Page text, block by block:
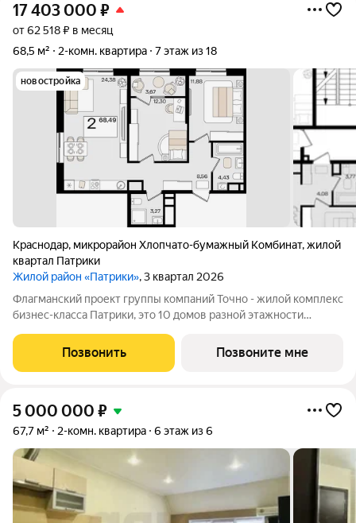
17 403 000 ₽
от 62 518 ₽ в месяц
68,5 м²
2-комн. квартира 7 этаж из 18
новостройка
Краснодар, микрорайон Хлопчато-бумажный Комбинат,жилой
квартал Патрики
Жилой район «Патрики», 3 квартал 2026
Флагманский проект группы компаний Точно - жилой комплекс
бизнес-класса Патрики, это 10 домов разной этажности
концепцией город в город - прогулочные аллеи, парковая
территория, 3 детских сада, 2
Позвонить Позвоните мне
5 000 000 ₽
67,7 м² 2-комн. квартира 6 этаж из 6